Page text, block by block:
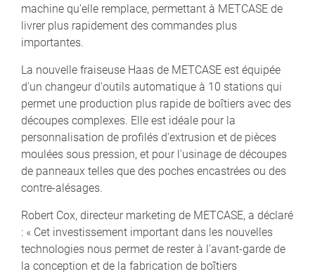
machine qu'elle remplace, permettant à METCASE de
livrer plus rapidement des commandes plus
importantes.
La nouvelle fraiseuse Haas de METCASE est équipée
d'un changeur d'outils automatique à 10 stations qui
permet une production plus rapide de boîtiers avec des
découpes complexes. Elle est idéale pour la
personnalisation de profilés d'extrusion et de pièces
moulées sous pression, et pour l'usinage de découpes
de panneaux telles que des poches encastrées ou des
contre-alésages.
Robert Cox, directeur marketing de METCASE, a déclaré
: « Cet investissement important dans les nouvelles
technologies nous permet de rester à l'avant-garde de
la conception et de la fabrication de boîtiers